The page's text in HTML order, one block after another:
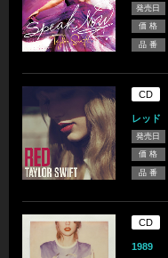
発売日
価 格
品 番
CD
レッド
発売日
価 格
品 番
CD
1989